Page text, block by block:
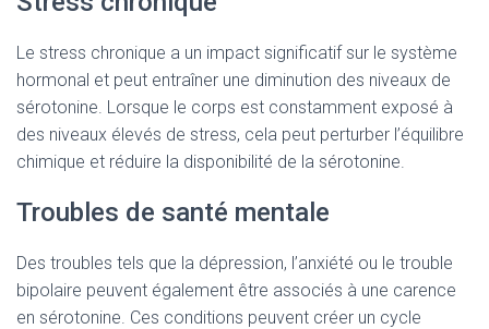
Le stress chronique a un impact significatif sur le système
hormonal et peut entraîner une diminution des niveaux de
sérotonine. Lorsque le corps est constamment exposé à
des niveaux élevés de stress, cela peut perturber l’équilibre
chimique et réduire la disponibilité de la sérotonine.
Troubles de santé mentale
Des troubles tels que la dépression, l’anxiété ou le trouble
bipolaire peuvent également être associés à une carence
en sérotonine. Ces conditions peuvent créer un cycle